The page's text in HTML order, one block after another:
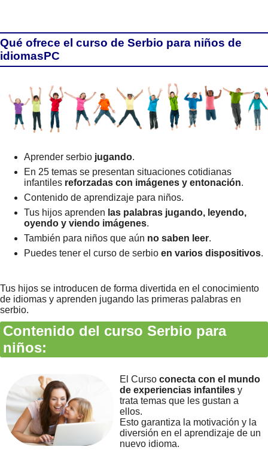
Qué ofrece el curso de Serbio para niños de
idiomasPC
Aprender serbio jugando.
En 25 temas se presentan situaciones cotidianas
infantiles reforzadas con imágenes y entonación.
Contenido de aprendizaje para niños.
Tus hijos aprenden las palabras jugando, leyendo,
oyendo y viendo imágenes.
También para niños que aún no saben leer.
Puedes tener el curso de serbio en varios dispositivos.
Tus hijos se introducen de forma divertida en el conocimiento
de idiomas y aprenden jugando las primeras palabras en
serbio.
Contenido del curso Serbio para
niños:
El Curso conecta con el mundo
de experiencias infantiles y
trata temas que les gustan a
ellos.
Esto garantiza la motivación y la
diversión en el aprendizaje de un
nuevo idioma.